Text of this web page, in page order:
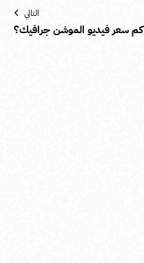
التالي
كم سعر فيديو الموشن جرافيك؟